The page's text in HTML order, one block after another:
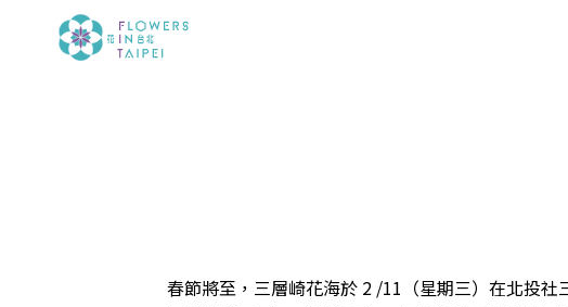
春節將至，三層崎花海於 2 /11（星期三）在北投